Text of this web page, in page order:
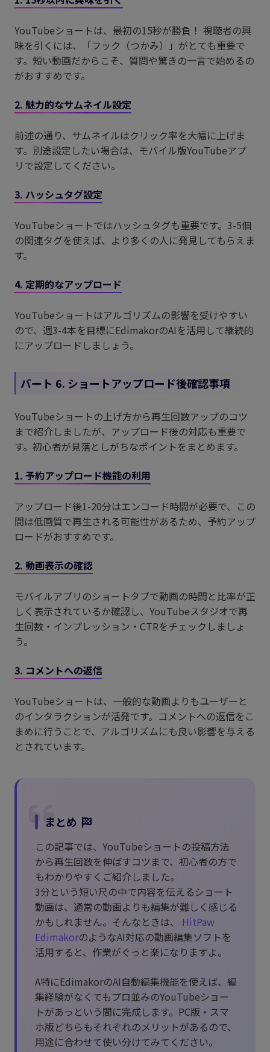
YouTubeショートは、最初の15秒が勝負！ 視聴者の興
味を引くには、「フック（つかみ）」がとても重要で
す。短い動画だからこそ、質問や驚きの一言で始めるの
がおすすめです。
2. 魅力的なサムネイル設定
前述の通り、サムネイルはクリック率を大幅に上げま
す。別途設定したい場合は、モバイル版YouTubeアプ
リで設定してください。
3. ハッシュタグ設定
YouTubeショートではハッシュタグも重要です。3-5個
の関連タグを使えば、より多くの人に発見してもらえま
す。
4. 定期的なアップロード
YouTubeショートはアルゴリズムの影響を受けやすい
ので、週3-4本を目標にEdimakorのAIを活用して継続的
にアップロードしましょう。
パート 6. ショートアップロード後確認事項
YouTubeショートの上げ方から再生回数アップのコツ
まで紹介しましたが、アップロード後の対応も重要で
す。初心者が見落としがちなポイントをまとめます。
1. 予約アップロード機能の利用
アップロード後1-20分はエンコード時間が必要で、この
間は低画質で再生される可能性があるため、予約アップ
ロードがおすすめです。
2. 動画表示の確認
モバイルアプリのショートタブで動画の時間と比率が正
しく表示されているか確認し、YouTubeスタジオで再
生回数・インプレッション・CTRをチェックしましょ
う。
3. コメントへの返信
YouTubeショートは、一般的な動画よりもユーザーと
のインタラクションが活発です。コメントへの返信をこ
まめに行うことで、アルゴリズムにも良い影響を与える
とされています。
まとめ
この記事では、YouTubeショートの投稿方法
から再生回数を伸ばすコツまで、初心者の方で
もわかりやすくご紹介しました。
3分という短い尺の中で内容を伝えるショート
動画は、通常の動画よりも編集が難しく感じる
かもしれません。そんなときは、 HitPaw
EdimakorのようなAI対応の動画編集ソフトを
活用すると、作業がぐっと楽になりますよ。
A特にEdimakorのAI自動編集機能を使えば、編
集経験がなくてもプロ並みのYouTubeショー
トがあっという間に完成します。PC版・スマ
ホ版どちらもそれぞれのメリットがあるので、
用途に合わせて使い分けてみてください。